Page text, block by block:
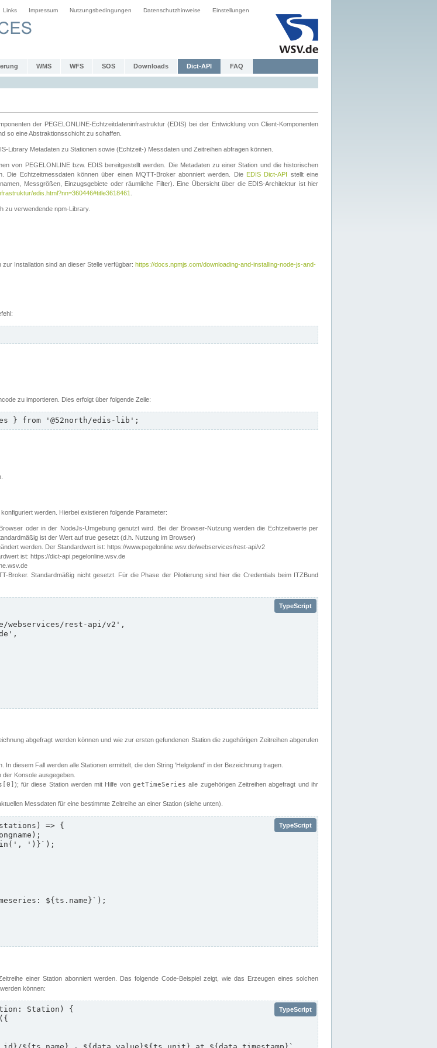
Links Impressum Nutzungsbedingungen Datenschutzhinweise Einstellungen
WMS WFS SOS Downloads Dict-API FAQ
der PEGELONLINE-Echtzeitdateninfrastruktur (EDIS) bei der Entwicklung von Client-Komponenten
so eine Abstraktionsschicht zu schaffen.
Library Metadaten zu Stationen sowie (Echtzeit-) Messdaten und Zeitreihen abfragen können.
von PEGELONLINE bzw. EDIS bereitgestellt werden. Die Metadaten zu einer Station und die historischen
Die Echtzeitmessdaten können über einen MQTT-Broker abonniert werden. Die EDIS Dict-API stellt eine
Messgrößen, Einzugsgebiete oder räumliche Filter). Eine Übersicht über die EDIS-Architektur ist hier
edis.html?nn=360446#title3618461
zu verwendende npm-Library.
Installation sind an dieser Stelle verfügbar: https://docs.npmjs.com/downloading-and-installing-node-js-and-
zu importieren. Dies erfolgt über folgende Zeile:
} from '@52north/edis-lib';
werden. Hierbei existieren folgende Parameter:
oder in der NodeJs-Umgebung genutzt wird. Bei der Browser-Nutzung werden die Echtzeitwerte per
ist der Wert auf true gesetzt (d.h. Nutzung im Browser)
werden. Der Standardwert ist: https://www.pegelonline.wsv.de/webservices/rest-api/v2
ist: https://dict-api.pegelonline.wsv.de
Broker. Standardmäßig nicht gesetzt. Für die Phase der Pilotierung sind hier die Credentials beim ITZBund
abgefragt werden können und wie zur ersten gefundenen Station die zugehörigen Zeitreihen abgerufen
In diesem Fall werden alle Stationen ermittelt, die den String 'Helgoland' in der Bezeichnung tragen.
Konsole ausgegeben.
); für diese Station werden mit Hilfe vongetTimeSeries alle zugehörigen Zeitreihen abgefragt und ihr
Messdaten für eine bestimmte Zeitreihe an einer Station (siehe unten).
=> {
einer Station abonniert werden. Das folgende Code-Beispiel zeigt, wie das Erzeugen eines solchen
können:
Station) {